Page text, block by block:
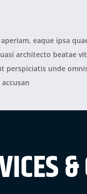
eaque ipsa
architecto beatae
perspiciatis unde